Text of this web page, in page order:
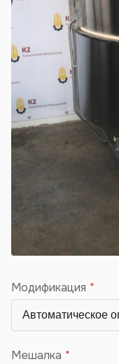
Модификация
Мешалка